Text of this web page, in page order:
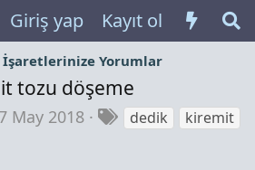
Giriş yap Kayıt ol
İşaretlerinize Yorumlar
tozu döşeme
B
7 May 2018
Ededik
kiremit